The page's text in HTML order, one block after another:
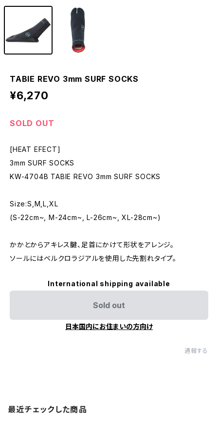
TABIE REVO 3mm SURF SOCKS
¥6,270
SOLD OUT
[HEAT EFECT]
3mm SURF SOCKS
KW-4704B TABIE REVO 3mm SURF SOCKS
Size:S,M,L,XL
(S-22cm~, M-24cm~, L-26cm~, XL-28cm~)
かかとからアキレス腱、足首にかけて形状をアレンジ。
ソールにはベルクロラジアルを使用した先割れタイプ。
International shipping available
Sold out
日本国内にお住まいの方向け
通報する
最近チェックした商品